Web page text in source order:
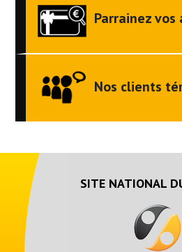
Parrainez vos
Nos clients
SITE NATIONAL